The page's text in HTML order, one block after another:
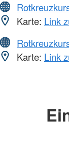
Karte: Link
Karte: Link